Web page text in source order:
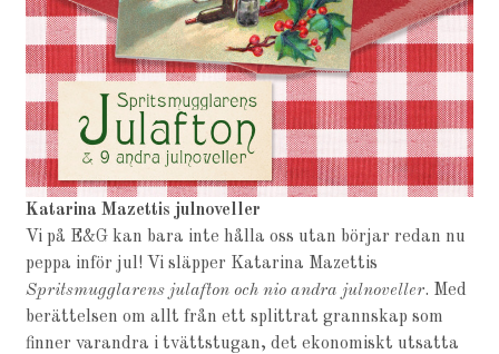
Katarina Mazettis julnoveller
Vi på E&G kan bara inte hålla oss utan börjar redan nu
peppa inför jul! Vi släpper Katarina Mazettis
Spritsmugglarens julafton och nio andra julnoveller. Med
berättelsen om allt från ett splittrat grannskap som
finner varandra i tvättstugan, det ekonomiskt utsatta